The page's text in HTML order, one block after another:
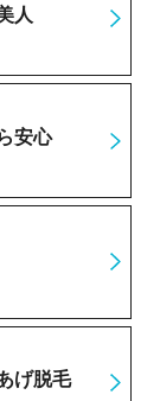
人
安心
げ脱毛